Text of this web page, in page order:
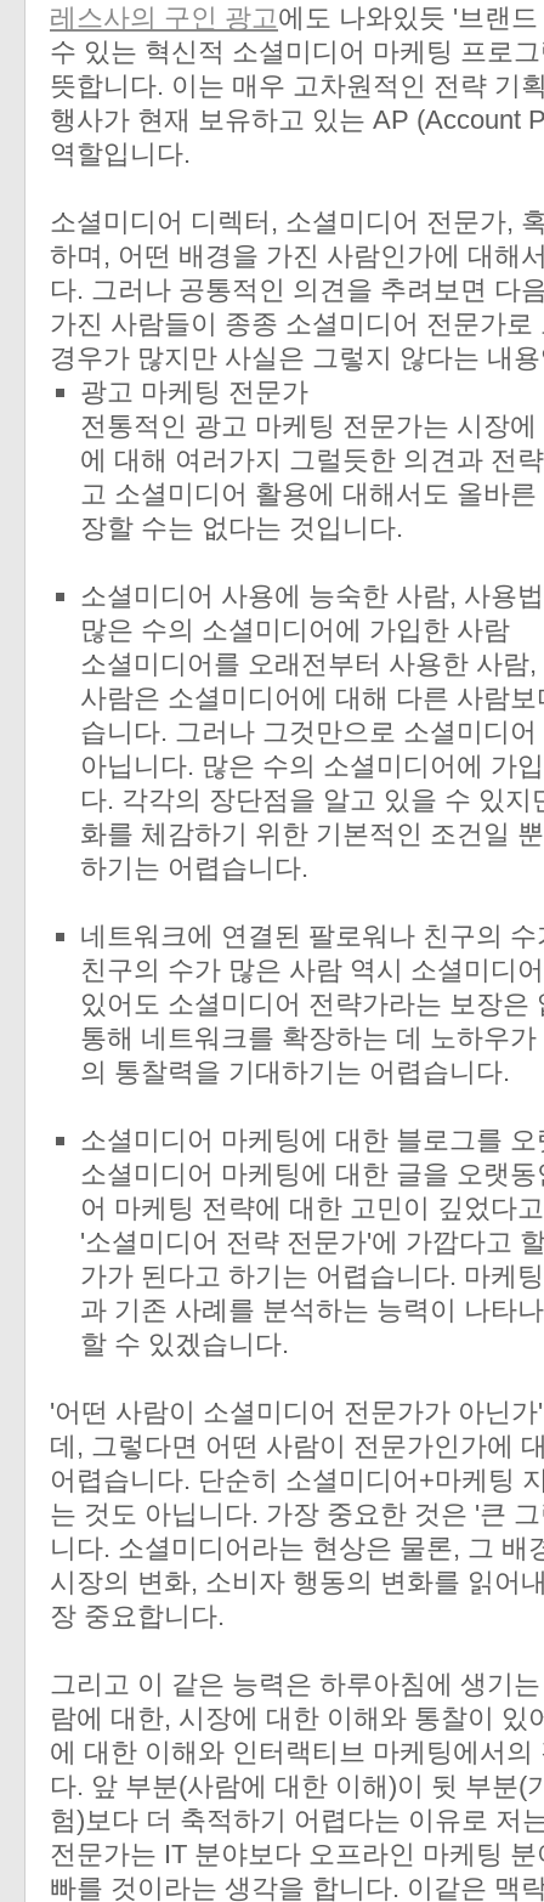
레스사의 구인 광고에도 나와있듯 '브랜
수 있는 혁신적 소셜미디어 마케팅 프로
뜻합니다. 이는 매우 고차원적인 전략 기
행사가 현재 보유하고 있는 AP (Account
역할입니다.
소셜미디어 디렉터, 소셜미디어 전문가,
하며, 어떤 배경을 가진 사람인가에 대해
다. 그러나 공통적인 의견을 추려보면 다
가진 사람들이 종종 소셜미디어 전문가
경우가 많지만 사실은 그렇지 않다는 내
광고 마케팅 전문가
전통적인 광고 마케팅 전문가는 시장
에 대해 여러가지 그럴듯한 의견과 전
고 소셜미디어 활용에 대해서도 올바
장할 수는 없다는 것입니다.
소셜미디어 사용에 능숙한 사람, 사용
많은 수의 소셜미디어에 가입한 사람
소셜미디어를 오래전부터 사용한 사람
사람은 소셜미디어에 대해 다른 사람
습니다. 그러나 그것만으로 소셜미디
아닙니다. 많은 수의 소셜미디어에 가
다. 각각의 장단점을 알고 있을 수 있
화를 체감하기 위한 기본적인 조건일
하기는 어렵습니다.
네트워크에 연결된 팔로워나 친구의
친구의 수가 많은 사람 역시 소셜미디
있어도 소셜미디어 전략가라는 보장은
통해 네트워크를 확장하는 데 노하우
의 통찰력을 기대하기는 어렵습니다.
소셜미디어 마케팅에 대한 블로그를
소셜미디어 마케팅에 대한 글을 오랫
어 마케팅 전략에 대한 고민이 깊었다
'소셜미디어 전략 전문가'에 가깝다고
가가 된다고 하기는 어렵습니다. 마케
과 기존 사례를 분석하는 능력이 나타
할 수 있겠습니다.
'어떤 사람이 소셜미디어 전문가가 아닌
데, 그렇다면 어떤 사람이 전문가인가에
어렵습니다. 단순히 소셜미디어+마케팅
는 것도 아닙니다. 가장 중요한 것은 '큰
니다. 소셜미디어라는 현상은 물론, 그 배
시장의 변화, 소비자 행동의 변화를 읽어
장 중요합니다.
그리고 이 같은 능력은 하루아침에 생기
람에 대한, 시장에 대한 이해와 통찰이 있
에 대한 이해와 인터랙티브 마케팅에서
다. 앞 부분(사람에 대한 이해)이 뒷 부분(
험)보다 더 축적하기 어렵다는 이유로 저
전문가는 IT 분야보다 오프라인 마케팅
빠를 것이라는 생각을 합니다. 이같은 맥